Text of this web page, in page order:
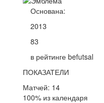
Основана:
2013
83
в рейтинге befutsal
ПОКАЗАТЕЛИ
Матчей: 14
100% из календаря